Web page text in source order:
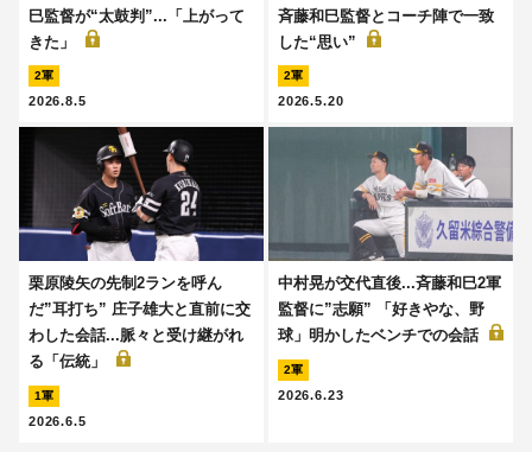
巳監督が“太鼓判”...「上がって
きた」
2軍
2026.8.5
斉藤和巳監督とコーチ陣で一致
した“思い”
2軍
2026.5.20
栗原陵矢の先制2ランを呼ん
だ”耳打ち” 庄子雄大と直前に交
わした会話...脈々と受け継がれ
る「伝統」
1軍
2026.6.5
中村晃が交代直後...斉藤和巳2軍
監督に”志願” 「好きやな、野
球」明かしたベンチでの会話
2軍
2026.6.23